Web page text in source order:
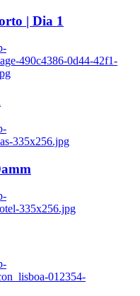
| Dia 1
490c4386-0d44-42f1-
335x256.jpg
335x256.jpg
012354-